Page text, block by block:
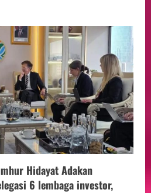
Hidayat Adakan
6 lembaga investor,